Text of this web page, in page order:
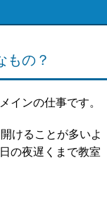
もの？
インの仕事です。
けることが多いよ
の夜遅くまで教室